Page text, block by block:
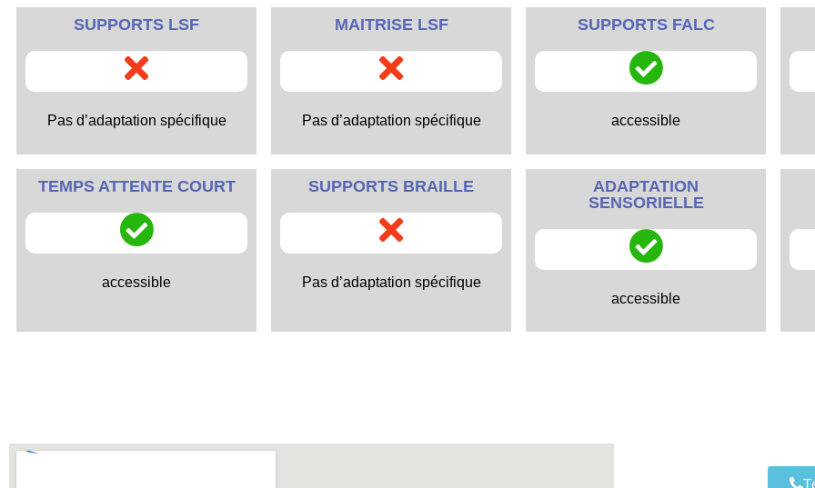
SUPPORTS LSF
Pas d’adaptation spécifique
MAITRISE LSF
Pas d’adaptation spécifique
SUPPORTS FALC
accessible
TEMPS ATTENTE COURT
accessible
SUPPORTS BRAILLE
Pas d’adaptation spécifique
ADAPTATION
SENSORIELLE
accessible